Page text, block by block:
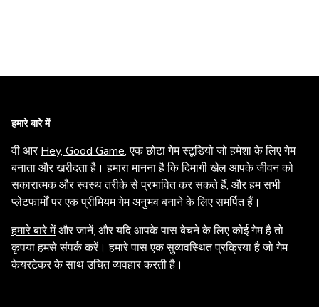
हमारे बारे में
वी आरHey, Good Game, एक छोटा गेम स्टूडियो जो हमेशा के लिए गेम
बनाता और खरीदता है। हमारा मानना है कि दिमागी खेल आपके जीवन को
सकारात्मक और स्वस्थ तरीके से प्रभावित कर सकते हैं, और हम सभी
प्लेटफार्मों पर एक प्रीमियम गेम अनुभव बनाने के लिए समर्पित हैं।
हमारे बारे मेंऔर जानें, और यदि आपके पास बेचने के लिए कोई गेम है तो
कृपया हमसे संपर्क करें। हमारे पास एक सुव्यवस्थित प्रक्रिया है जो गेम
केयरटेकर के साथ उचित व्यवहार करती है।